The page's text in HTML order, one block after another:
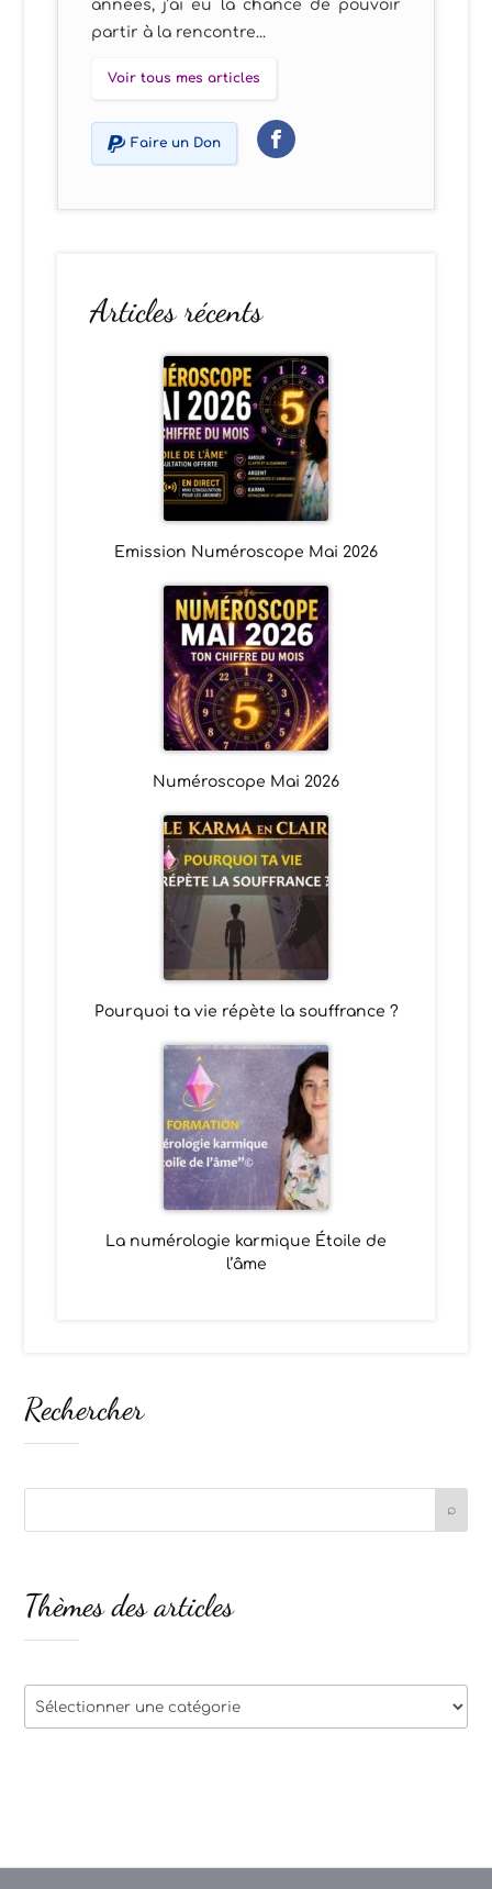
années, j’ai eu la chance de pouvoir
partir à la rencontre...
Voir tous mes articles
Faire un Don
Articles récents
Emission Numéroscope Mai 2026
Numéroscope Mai 2026
Pourquoi ta vie répète la souffrance ?
La numérologie karmique Étoile de
l’âme
Rechercher
Thèmes des articles
Thèmes
des